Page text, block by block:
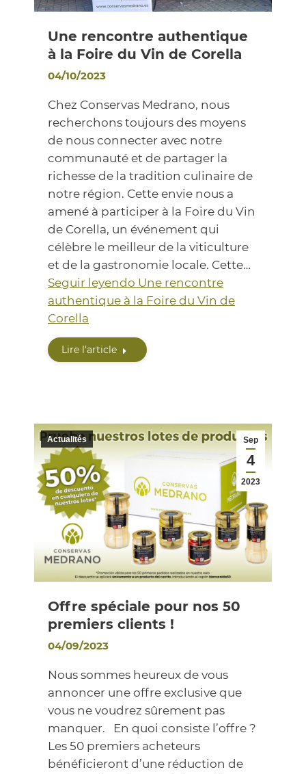
Une rencontre authentique
à la Foire du Vin de Corella
04/10/2023
Chez Conservas Medrano, nous
recherchons toujours des moyens
de nous connecter avec notre
communauté et de partager la
richesse de la tradition culinaire de
notre région. Cette envie nous a
amené à participer à la Foire du Vin
de Corella, un événement qui
célèbre le meilleur de la viticulture
et de la gastronomie locale. Cette…
Seguir leyendo Une rencontre
authentique à la Foire du Vin de
Corella
Lire l'article
Sep
4
2023
Actualités
Offre spéciale pour nos 50
premiers clients !
04/09/2023
Nous sommes heureux de vous
annoncer une offre exclusive que
vous ne voudrez sûrement pas
manquer. En quoi consiste l’offre ?
Les 50 premiers acheteurs
bénéficieront d’une réduction de